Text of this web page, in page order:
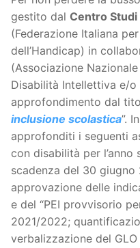
gestito dal Centro
(Federazione Italiana
dell’Handicap) in
(Associazione
Disabilità Intellettiva e/o
approfondimento dal
inclusione scolastica”.
approfonditi i seguenti
con disabilità per
scadenza del 30 giugno
approvazione delle
e del “PEI provvisorio
2021/2022;
verbalizzazione del